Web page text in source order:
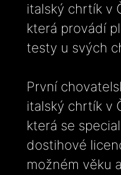
italský chrtík v
která provádí
testy u svých
První
italský chrtík v
která se
dostihové
možném věku